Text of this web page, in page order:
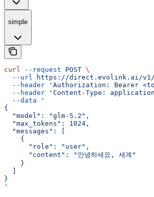
simple
curl --request POST \
  --url
https://direct.evolink.ai/v1/
  --header
'Authorization: Bearer
  --header
'Content-Type:
  --data
'
{
  "model": "glm-5.2",
  "max_tokens": 1024,
  "messages": [
    {
      "role": "user",
      "content": "안녕하세요, 세계"
    }
  ]
}
'